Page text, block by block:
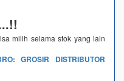
milih selama stok yang lain
GROSIR DISTRIBUTOR